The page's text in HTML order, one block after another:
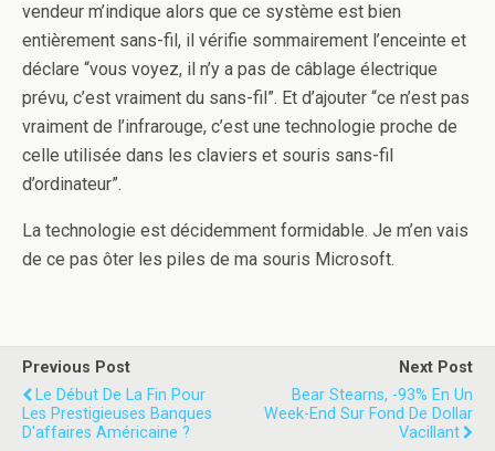
vendeur m’indique alors que ce système est bien
entièrement sans-fil, il vérifie sommairement l’enceinte et
déclare “vous voyez, il n’y a pas de câblage électrique
prévu, c’est vraiment du sans-fil”. Et d’ajouter “ce n’est pas
vraiment de l’infrarouge, c’est une technologie proche de
celle utilisée dans les claviers et souris sans-fil
d’ordinateur”.
La technologie est décidemment formidable. Je m’en vais
de ce pas ôter les piles de ma souris Microsoft.
Previous Post
Le Début De La Fin Pour
Les Prestigieuses Banques
D'affaires Américaine ?
Next Post
Bear Stearns, -93% En Un
Week-End Sur Fond De Dollar
Vacillant